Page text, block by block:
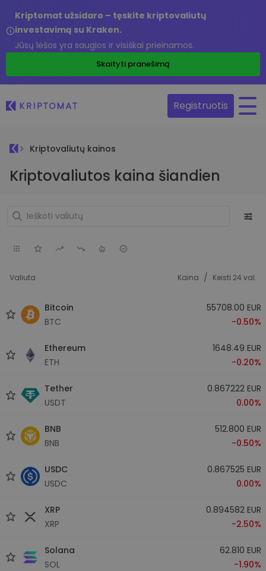
Kriptomat užsidaro – tęskite kriptovaliutų
investavimą su Kraken.
Jūsų lėšos yra saugios ir visiškai prieinamos.
Skaityti pranešimą
Registruotis
Kriptovaliutų kainos
Kriptovaliutos kaina šiandien
Valiuta Kaina / Keisti 24 val.
Bitcoin
BTC
55708.00 EUR
-0.50%
Ethereum
ETH
1648.49 EUR
-0.20%
Tether
USDT
0.867222 EUR
0.00%
BNB
BNB
512.800 EUR
-0.50%
USDC
USDC
0.867525 EUR
0.00%
XRP
XRP
0.894582 EUR
-2.50%
Solana
SOL
62.810 EUR
-1.90%